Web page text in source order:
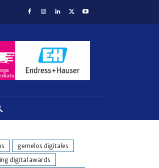
gemelos digitales
digital awards